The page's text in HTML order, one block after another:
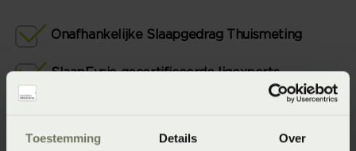
Toestemming Details Over
Onafhankelijke Slaapgedrag Thuismeting
SlaapFysio gecertificeerde ligexperts